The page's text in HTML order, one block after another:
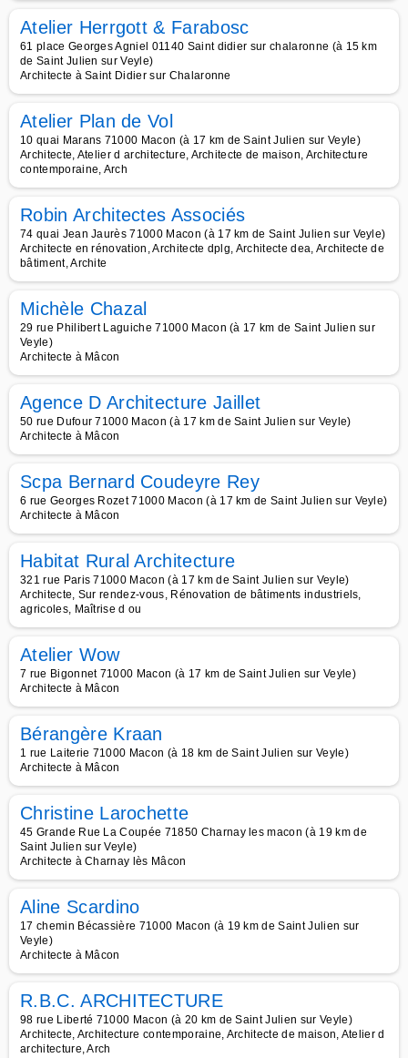
Atelier Herrgott & Farabosc
61 place Georges Agniel 01140 Saint didier sur chalaronne (à 15 km
de Saint Julien sur Veyle)
Architecte à Saint Didier sur Chalaronne
Atelier Plan de Vol
10 quai Marans 71000 Macon (à 17 km de Saint Julien sur Veyle)
Architecte, Atelier d architecture, Architecte de maison, Architecture
contemporaine, Arch
Robin Architectes Associés
74 quai Jean Jaurès 71000 Macon (à 17 km de Saint Julien sur Veyle)
Architecte en rénovation, Architecte dplg, Architecte dea, Architecte de
bâtiment, Archite
Michèle Chazal
29 rue Philibert Laguiche 71000 Macon (à 17 km de Saint Julien sur
Veyle)
Architecte à Mâcon
Agence D Architecture Jaillet
50 rue Dufour 71000 Macon (à 17 km de Saint Julien sur Veyle)
Architecte à Mâcon
Scpa Bernard Coudeyre Rey
6 rue Georges Rozet 71000 Macon (à 17 km de Saint Julien sur Veyle)
Architecte à Mâcon
Habitat Rural Architecture
321 rue Paris 71000 Macon (à 17 km de Saint Julien sur Veyle)
Architecte, Sur rendez-vous, Rénovation de bâtiments industriels,
agricoles, Maîtrise d ou
Atelier Wow
7 rue Bigonnet 71000 Macon (à 17 km de Saint Julien sur Veyle)
Architecte à Mâcon
Bérangère Kraan
1 rue Laiterie 71000 Macon (à 18 km de Saint Julien sur Veyle)
Architecte à Mâcon
Christine Larochette
45 Grande Rue La Coupée 71850 Charnay les macon (à 19 km de
Saint Julien sur Veyle)
Architecte à Charnay lès Mâcon
Aline Scardino
17 chemin Bécassière 71000 Macon (à 19 km de Saint Julien sur
Veyle)
Architecte à Mâcon
R.B.C. ARCHITECTURE
98 rue Liberté 71000 Macon (à 20 km de Saint Julien sur Veyle)
Architecte, Architecture contemporaine, Architecte de maison, Atelier d
architecture, Arch